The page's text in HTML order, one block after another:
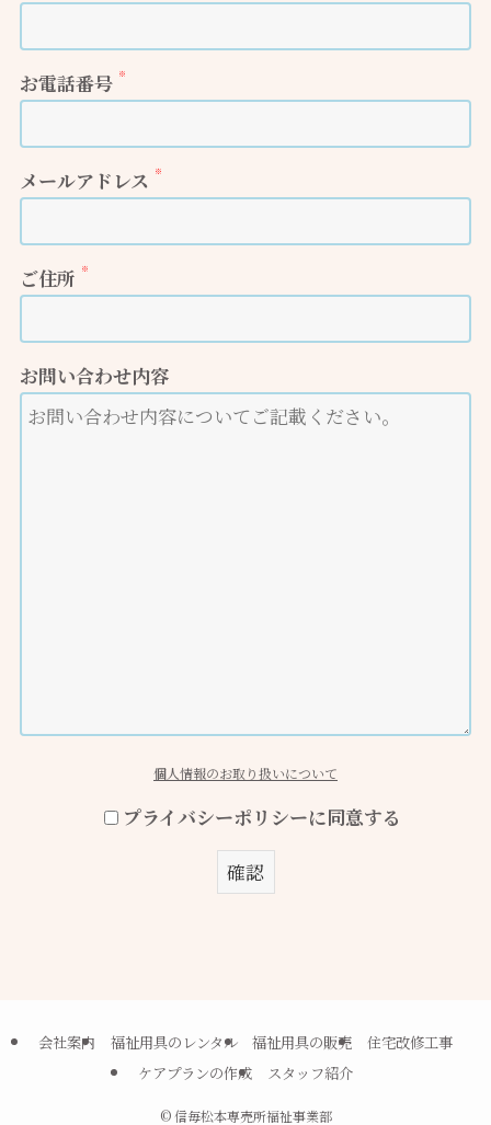
お電話番号 ※
メールアドレス ※
ご住所 ※
お問い合わせ内容
個人情報のお取り扱いについて
プライバシーポリシーに同意する
会社案内 福祉用具のレンタル 福祉用具の販売
住宅改修工事
ケアプランの作成
スタッフ紹介
©信毎松本専売所福祉事業部